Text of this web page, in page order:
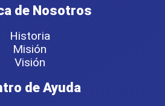
de Nosotros
Historia
Misión
Visión
de Ayuda